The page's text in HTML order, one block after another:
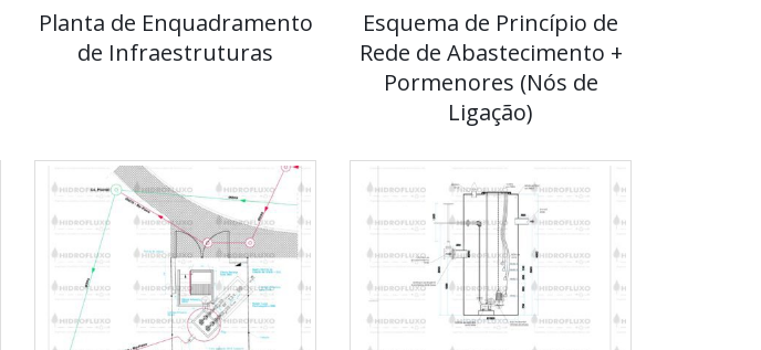
Planta de Enquadramento
de Infraestruturas
Esquema de Princípio de
Rede de Abastecimento +
Pormenores (Nós de
Ligação)